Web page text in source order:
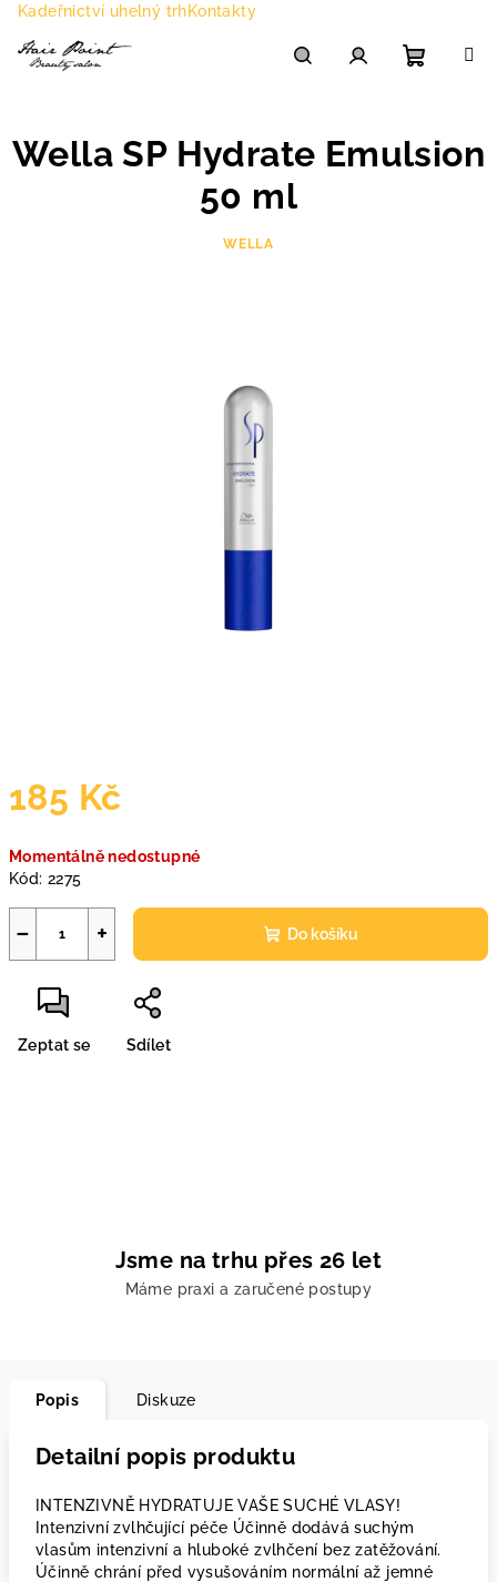
Přejít
obsah
Kadeřnictví uhelný trhKontakty
košík
185 Kč
cena:
Momentálně nedostupné
Kód: 2275
+
− Do košíku
Zeptat se Sdílet
Wella SP Hydrate Emulsion
50 ml
WELLA
Jsme na trhu přes 26 let
Máme praxi a zaručené postupy
Popis Diskuze
Detailní popis produktu
INTENZIVNĚ HYDRATUJE VAŠE SUCHÉ VLASY!
Intenzivní zvlhčující péče Účinně dodává suchým
vlasům intenzivní a hluboké zvlhčení bez zatěžování.
Účinně chrání před vysušováním normální až jemné